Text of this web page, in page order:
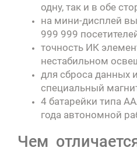
одну, так и в обе
на мини-дисплей
999 999
точность ИК
нестабильном
для сброса данных
специальный
4 батарейки типа
года автономной
Чем